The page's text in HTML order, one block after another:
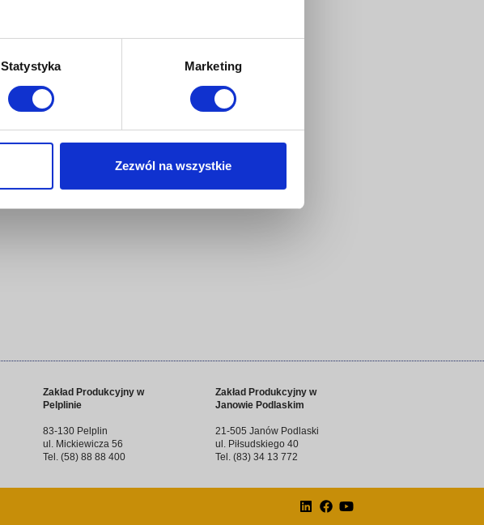
Statystyka Marketing
Zezwól na wszystkie
Zakład Produkcyjny w
Pelplinie
83-130 Pelplin
ul. Mickiewicza 56
Tel. (58) 88 88 400
Zakład Produkcyjny w
Janowie Podlaskim
21-505 Janów Podlaski
ul. Piłsudskiego 40
Tel. (83) 34 13 772